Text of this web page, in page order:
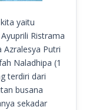
yaitu
Ristrama
Putri
Naladhipa (1
terdiri dari
busana
sekadar